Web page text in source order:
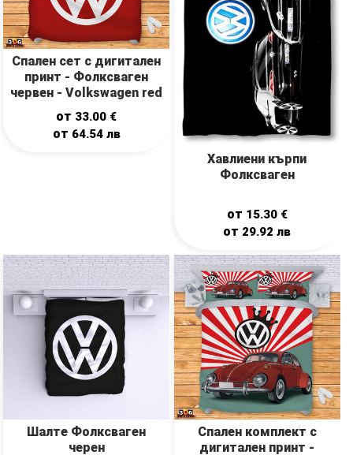
Спален сет с дигитален
принт - Фолксваген
червен - Volkswagen red
от 33.00 €
от 64.54 лв
Хавлиени кърпи
Фолксваген
от 15.30 €
от 29.92лв
Шалте Фолксваген
черен
Спален комплект с
дигитален принт -